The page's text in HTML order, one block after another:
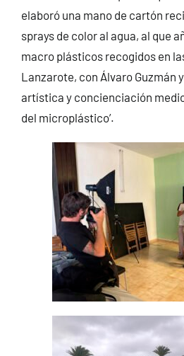
elaboró una mano de cartón
sprays de color al agua, al que
macro plásticos recogidos en
Lanzarote, con Álvaro Guzmán
artística y concienciación
del microplástico’.